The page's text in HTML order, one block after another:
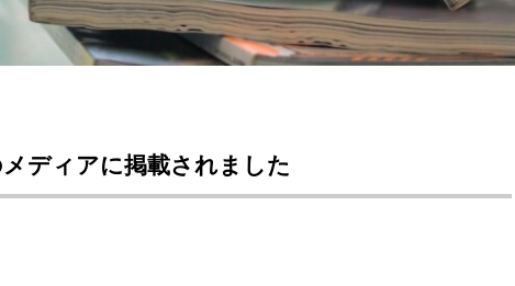
ディアに掲載されました